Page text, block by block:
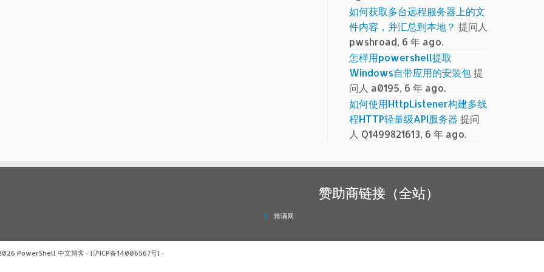
如何获取多台远程服务器上的文
件内容，并汇总到本地？ 提问人
pwshroad, 6 年 ago.
怎样用powershell提取
Windows自带应用的安装包提
问人 a0195, 6 年 ago.
如何使用HttpListener构建多线
程HTTP轻量级API服务器 提问
人 Q1499821613, 6 年 ago.
赞助商链接（全站）
雅诵网
PowerShell 中文博客 · [沪ICP备14006567号] ·